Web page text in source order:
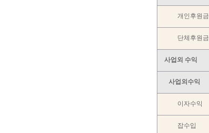
개인후원금
단체후원금
사업외 수익
사업외수익
이자수익
잡수입